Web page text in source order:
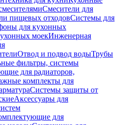
Смесители для
пищевых отходовСистемы для
для кухонных
моекИнженерная
Отвод и подвод водыТрубы
фильтры, системы
для радиаторов,
комплекты для
Системы защиты от
Аксессуары для
для